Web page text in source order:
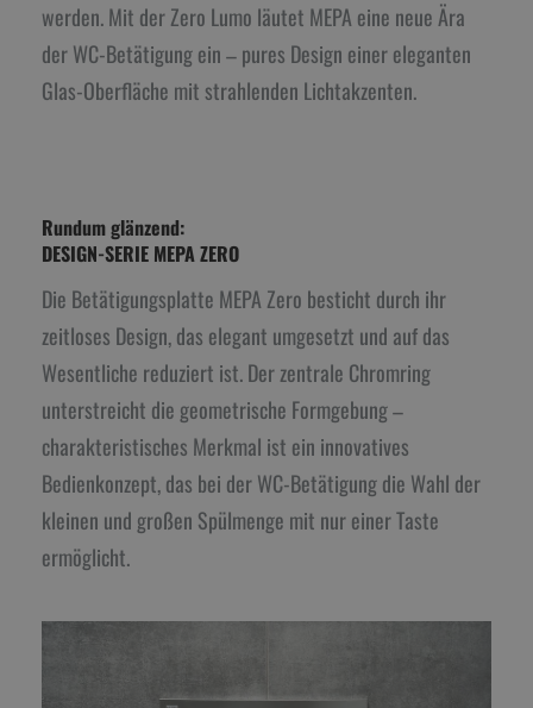
werden. Mit der Zero Lumo läutet MEPA eine neue Ära
der WC-Betätigung ein – pures Design einer eleganten
Glas-Oberfläche mit strahlenden Lichtakzenten.
Rundum glänzend:
DESIGN-SERIE MEPA ZERO
Die Betätigungsplatte MEPA Zero besticht durch ihr
zeitloses Design, das elegant umgesetzt und auf das
Wesentliche reduziert ist. Der zentrale Chromring
unterstreicht die geometrische Formgebung –
charakteristisches Merkmal ist ein innovatives
Bedienkonzept, das bei der WC-Betätigung die Wahl der
kleinen und großen Spülmenge mit nur einer Taste
ermöglicht.